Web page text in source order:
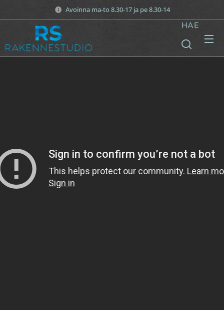
Avoinna ma-to 8.30-17 ja pe 8.30-14
HAE